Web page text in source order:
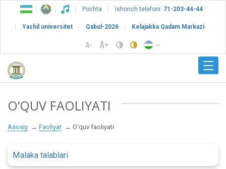
Pochta Ishonch telefoni: 71-203-44-44
Yashil universitet Qabul-2026 Kelajakka Qadam Markazi
O‘QUV FAOLIYATI
Asosiy Faoliyat O‘quv faoliyati
Malaka talablari